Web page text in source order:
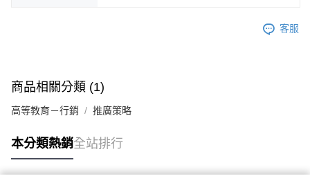
客服
商品相關分類 (1)
高等教育－行銷 推廣策略
本分類熱銷全站排行